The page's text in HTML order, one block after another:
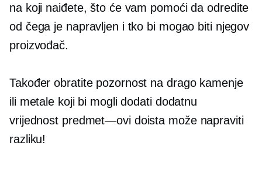
na koji naiđete, što će vam pomoći da odredite
od čega je napravljen i tko bi mogao biti njegov
proizvođač.
Također obratite pozornost na drago kamenje
ili metale koji bi mogli dodati dodatnu
vrijednost predmet—ovidoista može napraviti
razliku!